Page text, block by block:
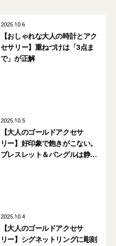
2025.10.6
【おしゃれな大人の時計とアク
セサリー】重ねづけは「3点ま
で」が正解
2025.10.5
【大人のゴールドアクセサ
リー】好印象で飽きがこない。
ブレスレット＆バングルは静か
2025.10.4
【大人のゴールドアクセサ
リー】シグネットリングに彫刻